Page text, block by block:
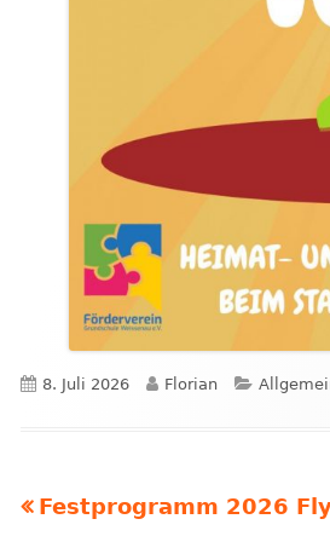
Veröffentlicht
8. Juli 2026 Autor
Florian
Beitragsnavigation
Vorheriger
Festprogramm 2026